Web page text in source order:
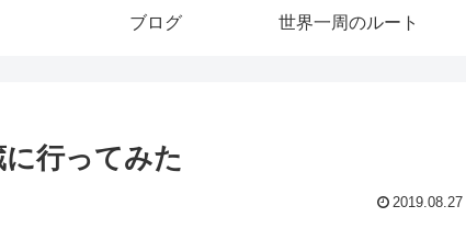
ブログ 世界一周のルート
行ってみた
2019.08.27